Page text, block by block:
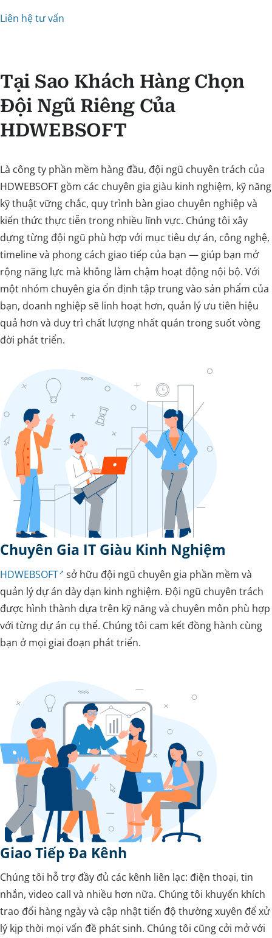
Liên hệ tư vấn
Tại Sao Khách Hàng Chọn
Đội Ngũ Riêng Của
HDWEBSOFT
Là công ty phần mềm hàng đầu, đội ngũ chuyên trách của
HDWEBSOFT gồm các chuyên gia giàu kinh nghiệm, kỹ năng
kỹ thuật vững chắc, quy trình bàn giao chuyên nghiệp và
kiến thức thực tiễn trong nhiều lĩnh vực. Chúng tôi xây
dựng từng đội ngũ phù hợp với mục tiêu dự án, công nghệ,
timeline và phong cách giao tiếp của bạn — giúp bạn mở
rộng năng lực mà không làm chậm hoạt động nội bộ. Với
một nhóm chuyên gia ổn định tập trung vào sản phẩm của
bạn, doanh nghiệp sẽ linh hoạt hơn, quản lý ưu tiên hiệu
quả hơn và duy trì chất lượng nhất quán trong suốt vòng
đời phát triển.
Chuyên Gia IT Giàu Kinh Nghiệm
HDWEBSOFT sở hữu đội ngũ chuyên gia phần mềm và
quản lý dự án dày dạn kinh nghiệm. Đội ngũ chuyên trách
được hình thành dựa trên kỹ năng và chuyên môn phù hợp
với từng dự án cụ thể. Chúng tôi cam kết đồng hành cùng
bạn ở mọi giai đoạn phát triển.
Giao Tiếp Đa Kênh
Chúng tôi hỗ trợ đầy đủ các kênh liên lạc: điện thoại, tin
nhắn, video call và nhiều hơn nữa. Chúng tôi khuyến khích
trao đổi hàng ngày và cập nhật tiến độ thường xuyên để xử
lý kịp thời mọi vấn đề phát sinh. Chúng tôi cũng cởi mở với